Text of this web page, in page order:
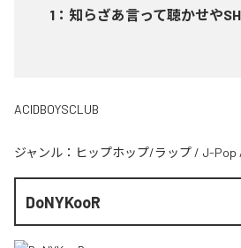
1 ： 知らざあ言って聴かせや
ACIDBOYSCLUB
ジャンル： ヒップホップ/ラップ / J-Pop
DoNYKooR